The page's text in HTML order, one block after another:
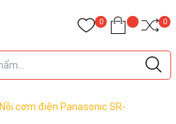
0 0
Nồi cơm điện Panasonic SR-